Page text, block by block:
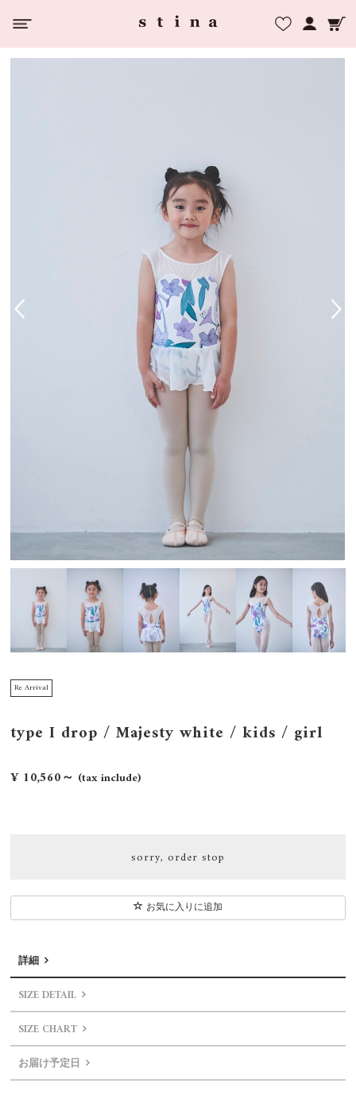
Re Arrival
type I drop / Majesty white / kids / girl
¥ 10,560～ (tax include)
sorry, order stop
お気に入りに追加
詳細
SIZE DETAIL
SIZE CHART
お届け予定日